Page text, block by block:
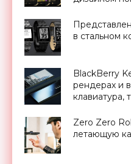
в стальном
BlackBerry
рендерах и
клавиатура,
Zero Zero
летающую